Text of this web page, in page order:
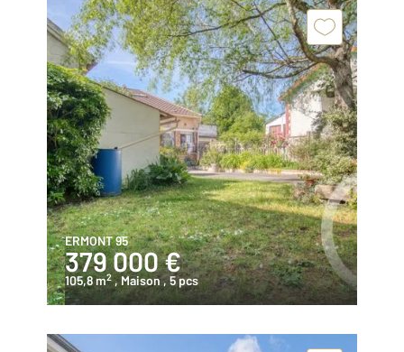
ERMONT 95
379 000 €
105,8 m2 , Maison, 5 pcs